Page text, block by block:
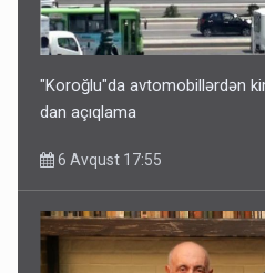
"Koroğlu"da avtomobillərdən
dan açıqlama
6 Avqust 17:55